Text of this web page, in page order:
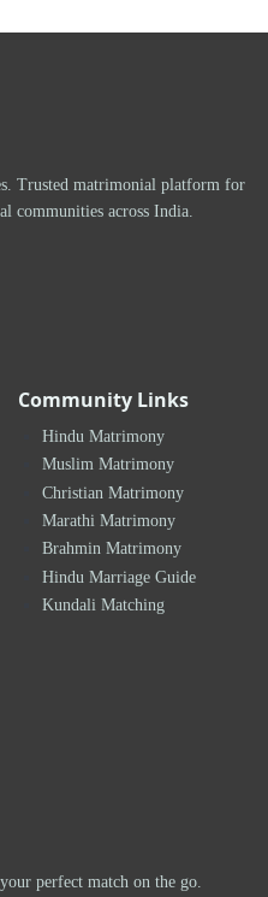
Trusted matrimonial platform for
communities across India.
Community Links
Hindu Matrimony
Muslim Matrimony
Christian Matrimony
Marathi Matrimony
Brahmin Matrimony
Hindu Marriage Guide
Kundali Matching
perfect match on the go.